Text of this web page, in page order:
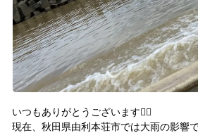
いつもありがとうございます🙇‍♂️
現在、秋田県由利本荘市では大雨の影響